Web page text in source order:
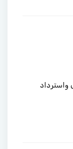
واسترداد